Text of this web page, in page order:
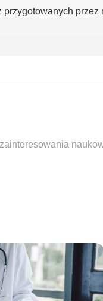
przez